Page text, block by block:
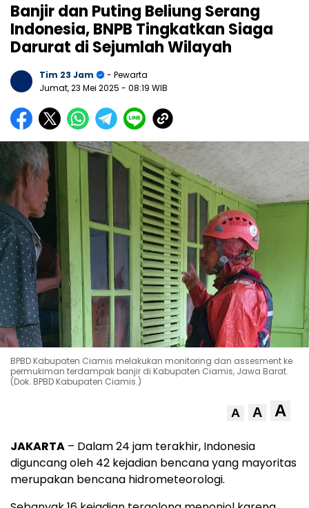
Banjir dan Puting Beliung Serang
Indonesia, BNPB Tingkatkan Siaga
Darurat di Sejumlah Wilayah
Tim 23 Jam
- Pewarta
Jumat, 23 Mei 2025 - 08:19 WIB
BPBD Kabupaten Ciamis melakukan monitoring dan assesment ke
permukiman terdampak banjir di Kabupaten Ciamis, Jawa Barat.
(Dok. BPBD Kabupaten Ciamis.)
A A A
JAKARTA – Dalam 24 jam terakhir, Indonesia
diguncang oleh 42 kejadian bencana yang mayoritas
merupakan bencana hidrometeorologi.